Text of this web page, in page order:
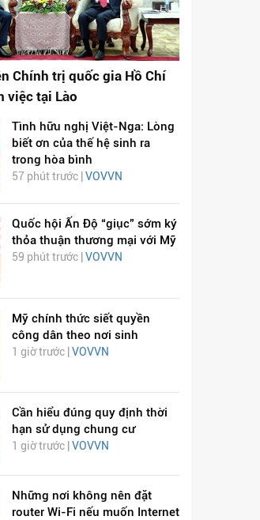
Chính trị quốc gia Hồ Chí
việc tại Lào
Tình hữu nghị Việt-Nga: Lòng
biết ơn của thế hệ sinh ra
trong hòa bình
57 phút trước |VOVVN
Quốc hội Ấn Độ “giục” sớm ký
thỏa thuận thương mại với Mỹ
59 phút trước | VOVVN
Mỹ chính thức siết quyền
công dân theo nơi sinh
1 giờ trước |VOVVN
Cần hiểu đúng quy định thời
hạn sử dụng chung cư
1 giờ trước | VOVVN
Những nơi không nên đặt
router Wi-Fi nếu muốn Internet